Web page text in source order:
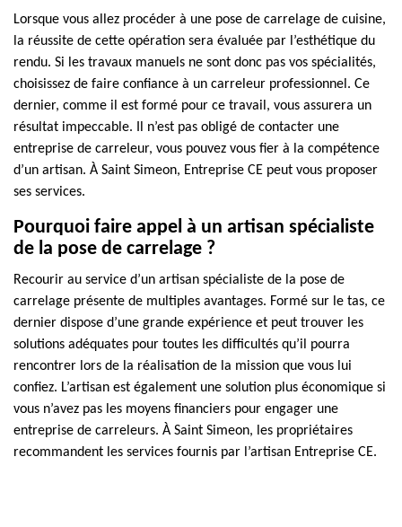
Lorsque vous allez procéder à une pose de carrelage de cuisine,
la réussite de cette opération sera évaluée par l’esthétique du
rendu. Si les travaux manuels ne sont donc pas vos spécialités,
choisissez de faire confiance à un carreleur professionnel. Ce
dernier, comme il est formé pour ce travail, vous assurera un
résultat impeccable. Il n’est pas obligé de contacter une
entreprise de carreleur, vous pouvez vous fier à la compétence
d’un artisan. À Saint Simeon, Entreprise CE peut vous proposer
ses services.
Pourquoi faire appel à un artisan spécialiste
de la pose de carrelage ?
Recourir au service d’un artisan spécialiste de la pose de
carrelage présente de multiples avantages. Formé sur le tas, ce
dernier dispose d’une grande expérience et peut trouver les
solutions adéquates pour toutes les difficultés qu’il pourra
rencontrer lors de la réalisation de la mission que vous lui
confiez. L’artisan est également une solution plus économique si
vous n’avez pas les moyens financiers pour engager une
entreprise de carreleurs. À Saint Simeon, les propriétaires
recommandent les services fournis par l’artisan Entreprise CE.